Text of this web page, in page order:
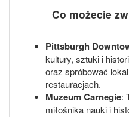
Co możecie
Pittsburgh
kultury, sztuki i
oraz spróbować
restauracjach.
Muzeum Carnegie:
miłośnika nauki i